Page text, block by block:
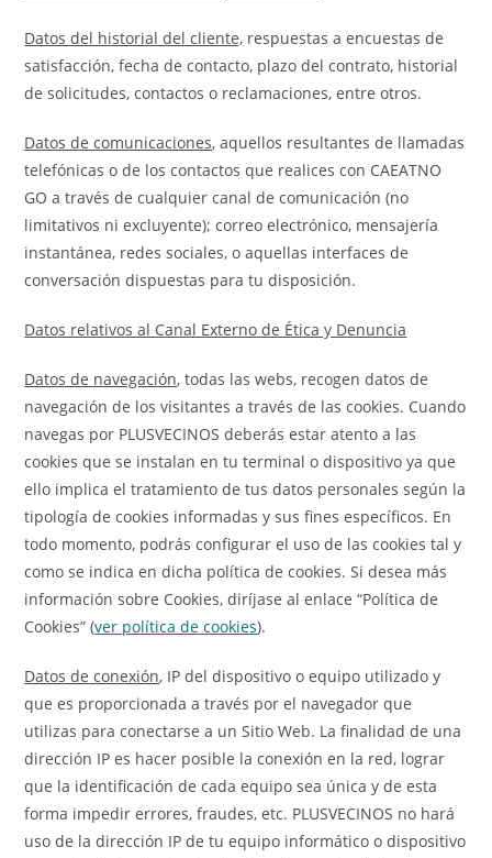
Datos del historial del cliente, respuestas a encuestas de
satisfacción, fecha de contacto, plazo del contrato, historial
de solicitudes, contactos o reclamaciones, entre otros.
Datos de comunicaciones, aquellos resultantes de llamadas
telefónicas o de los contactos que realices con CAEATNO
GO a través de cualquier canal de comunicación (no
limitativos ni excluyente); correo electrónico, mensajería
instantánea, redes sociales, o aquellas interfaces de
conversación dispuestas para tu disposición.
Datos relativos al Canal Externo de Ética y Denuncia
Datos de navegación, todas las webs, recogen datos de
navegación de los visitantes a través de las cookies. Cuando
navegas por PLUSVECINOS deberás estar atento a las
cookies que se instalan en tu terminal o dispositivo ya que
ello implica el tratamiento de tus datos personales según la
tipología de cookies informadas y sus fines específicos. En
todo momento, podrás configurar el uso de las cookies tal y
como se indica en dicha política de cookies. Si desea más
información sobre Cookies, diríjase al enlace “Política de
Cookies” (ver política de cookies).
Datos de conexión, IP del dispositivo o equipo utilizado y
que es proporcionada a través por el navegador que
utilizas para conectarse a un Sitio Web. La finalidad de una
dirección IP es hacer posible la conexión en la red, lograr
que la identificación de cada equipo sea única y de esta
forma impedir errores, fraudes, etc. PLUSVECINOS no hará
uso de la dirección IP de tu equipo informático o dispositivo